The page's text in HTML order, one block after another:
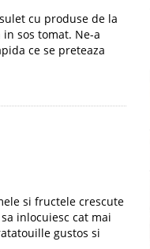
cu produse de la
sos tomat. Ne-a
ce se preteaza
si fructele crescute
inlocuiesc cat mai
gustos si